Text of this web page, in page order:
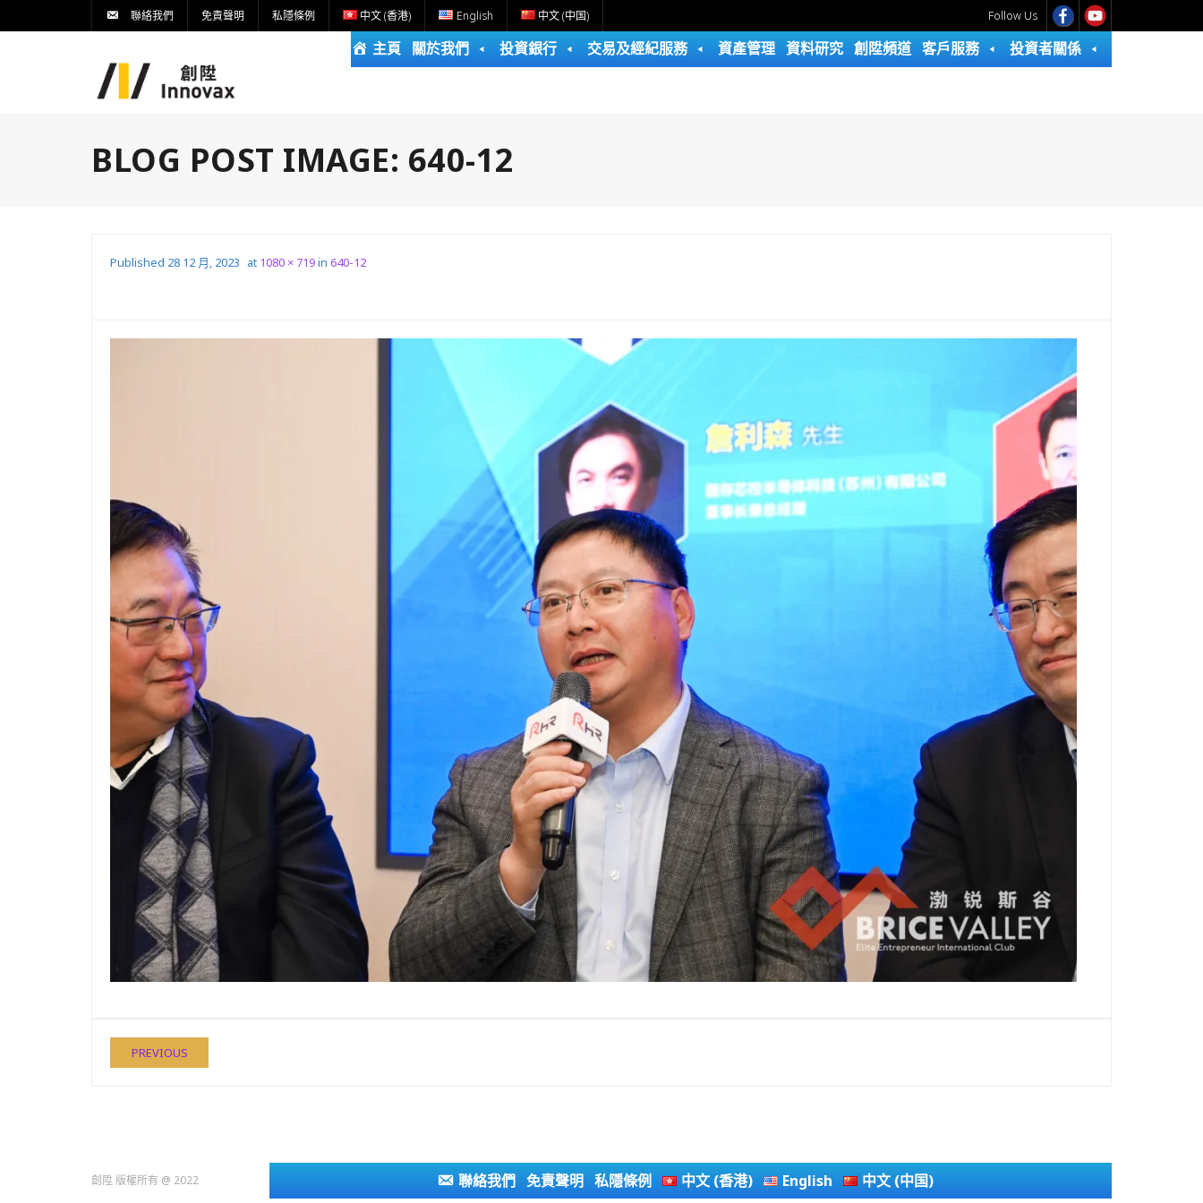
聯絡我們 免責聲明 私隱條例 中文 (香港) English 中文 (中国) Follow Us
主頁 關於我們 投資銀行 交易及經紀服務 資產管理 資料研究 創陞頻道 客戶服務 投資者關係
BLOG POST IMAGE: 640-12
Published 28 12 月, 2023 at 1080 × 719in 640-12
PREVIOUS
創陞 版權所有 @ 2022 聯絡我們 免責聲明 私隱條例 中文 (香港) English 中文 (中国)